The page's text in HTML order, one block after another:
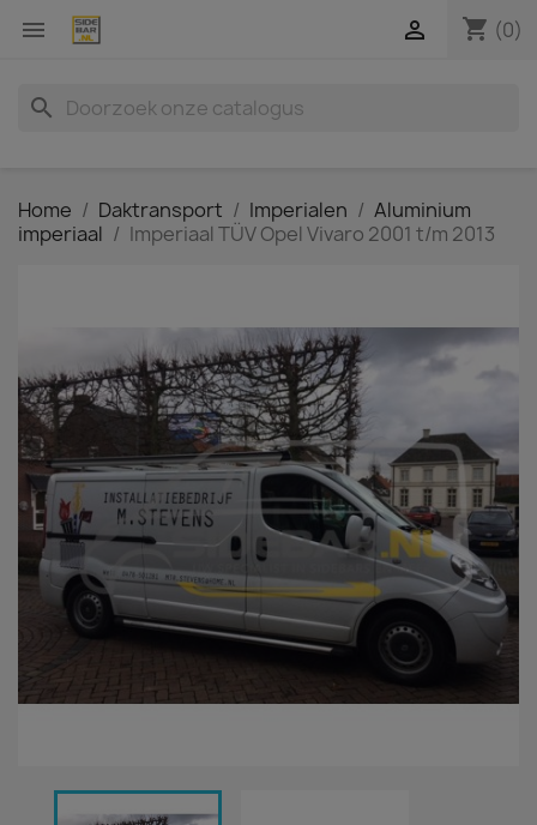
 shopping_cart (0)

search
Home Daktransport Imperialen
Aluminium
imperiaal
Imperiaal TÜV Opel Vivaro 2001 t/m 2013